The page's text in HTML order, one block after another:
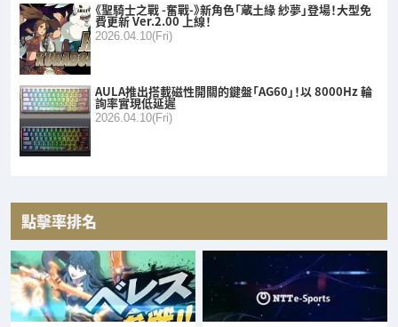
《聖騎士之戰 -奮戰-》新角色「蔵土緣 紗夢」登場！大型免
費更新 Ver.2.00 上線！
2026.04.10(Fri)
AULA推出搭載磁性開關的鍵盤「AG60」！以 8000Hz 輪
詢率實現低延遲
2026.04.10(Fri)
點擊率排名